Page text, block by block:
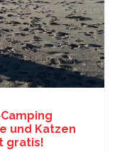
und Katzen
gratis!